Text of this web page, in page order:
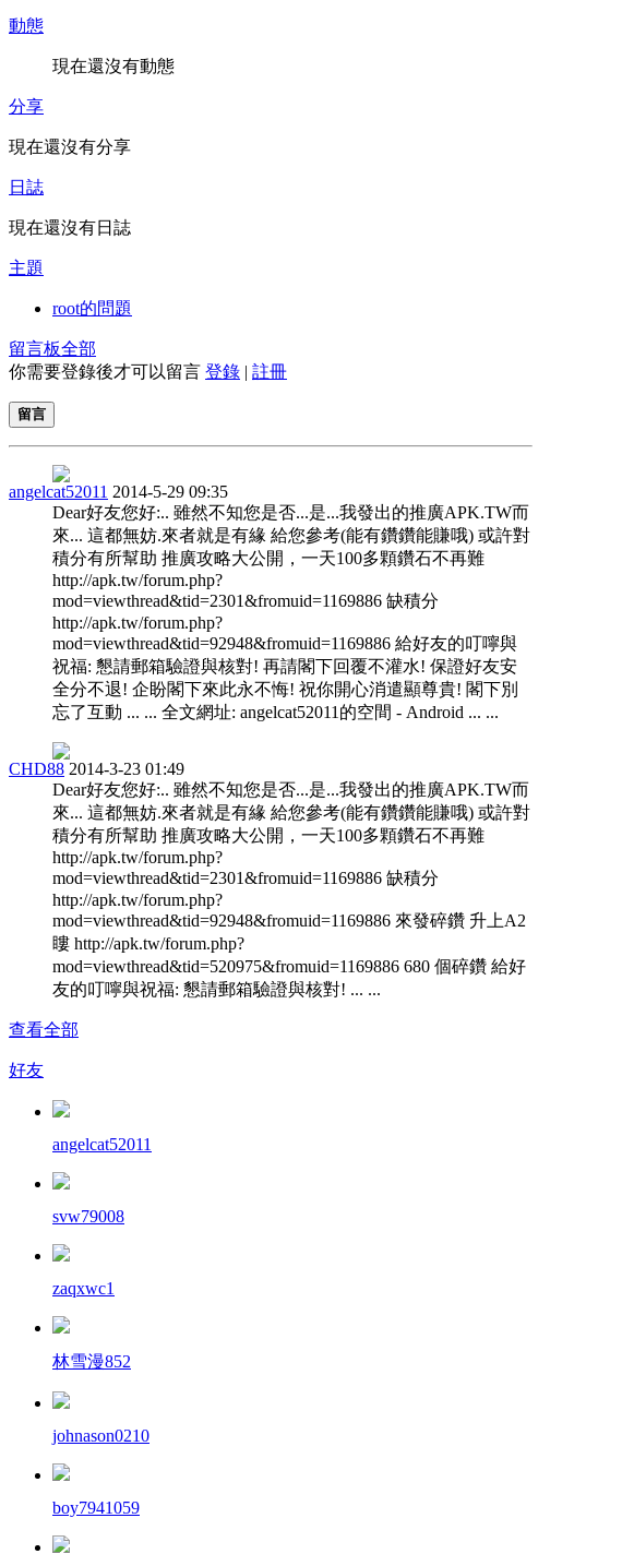
動態
現在還沒有動態
分享
現在還沒有分享
日誌
現在還沒有日誌
主題
root的問題
留言板全部
你需要登錄後才可以留言 登錄 | 註冊
留言
angelcat52011 2014-5-29 09:35
Dear好友您好:.. 雖然不知您是否...是...我發出的推廣APK.TW而
來... 這都無妨.來者就是有緣 給您參考(能有鑽鑽能賺哦) 或許對
積分有所幫助 推廣攻略大公開，一天100多顆鑽石不再難
http://apk.tw/forum.php?
mod=viewthread&tid=2301&fromuid=1169886 缺積分
http://apk.tw/forum.php?
mod=viewthread&tid=92948&fromuid=1169886 給好友的叮嚀與
祝福: 懇請郵箱驗證與核對! 再請閣下回覆不灌水! 保證好友安
全分不退! 企盼閣下來此永不悔! 祝你開心消遣顯尊貴! 閣下別
忘了互動 ... ... 全文網址: angelcat52011的空間 - Android ... ...
CHD88 2014-3-23 01:49
Dear好友您好:.. 雖然不知您是否...是...我發出的推廣APK.TW而
來... 這都無妨.來者就是有緣 給您參考(能有鑽鑽能賺哦) 或許對
積分有所幫助 推廣攻略大公開，一天100多顆鑽石不再難
http://apk.tw/forum.php?
mod=viewthread&tid=2301&fromuid=1169886 缺積分
http://apk.tw/forum.php?
mod=viewthread&tid=92948&fromuid=1169886 來發碎鑽 升上A2
瞜 http://apk.tw/forum.php?
mod=viewthread&tid=520975&fromuid=1169886 680 個碎鑽 給好
友的叮嚀與祝福: 懇請郵箱驗證與核對! ... ...
查看全部
好友
angelcat52011
svw79008
zaqxwc1
林雪漫852
johnason0210
boy7941059